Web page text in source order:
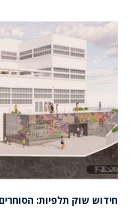
חידוש שוק תלפיות: